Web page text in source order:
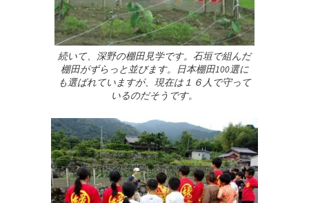
続いて、深野の棚田見学です。石垣で組んだ
棚田がずらっと並びます。日本棚田100選に
も選ばれていますが、現在は１６人で守って
いるのだそうです。